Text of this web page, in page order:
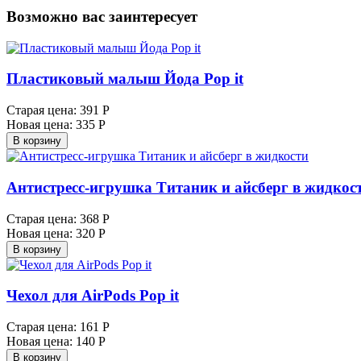
Возможно вас заинтересует
Пластиковый малыш Йода Pop it
Старая цена: 391 Р
Новая цена: 335 Р
В корзину
Антистресс-игрушка Титаник и айсберг в
Старая цена: 368 Р
Новая цена: 320 Р
В корзину
Чехол для AirPods Pop it
Старая цена: 161 Р
Новая цена: 140 Р
В корзину